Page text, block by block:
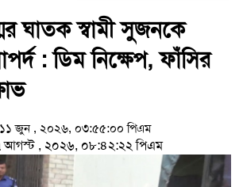
ঘাতক স্বামী সুজনকে
: ডিম নিক্ষেপ, ফাঁসির
১১ জুন , ২০২৬, ০৩:৫৫:০০ পিএম
আগস্ট , ২০২৬, ০৮:৪২:২২ পিএম